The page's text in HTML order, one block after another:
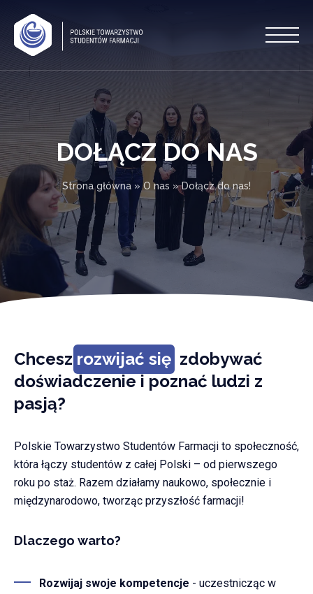
DOŁĄCZ DO NAS
Strona główna »O nas »Dołącz do nas!
Chcesz rozwijać się , zdobywać
doświadczenie i poznać ludzi z
pasją?
Polskie Towarzystwo Studentów Farmacji to społeczność,
która łączy studentów z całej Polski – od pierwszego
roku po staż. Razem działamy naukowo, społecznie i
międzynarodowo, tworząc przyszłość farmacji!
Dlaczego warto?
Rozwijaj swoje kompetencje - uczestnicząc w